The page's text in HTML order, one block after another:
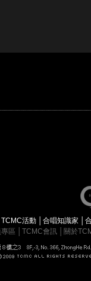
│TCMC活動 │合唱知識家 │
區
TCMC會訊 關於